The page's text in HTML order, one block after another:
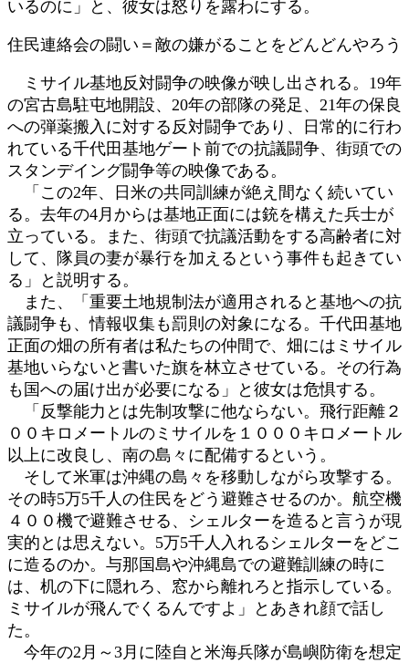
いるのに」と、彼女は怒りを露わにする。
住民連絡会の闘い＝敵の嫌がることをどんどんやろう
ミサイル基地反対闘争の映像が映し出される。19年
の宮古島駐屯地開設、20年の部隊の発足、21年の保良
への弾薬搬入に対する反対闘争であり、日常的に行わ
れている千代田基地ゲート前での抗議闘争、街頭での
スタンデイング闘争等の映像である。
「この2年、日米の共同訓練が絶え間なく続いてい
る。去年の4月からは基地正面には銃を構えた兵士が
立っている。また、街頭で抗議活動をする高齢者に対
して、隊員の妻が暴行を加えるという事件も起きてい
る」と説明する。
また、「重要土地規制法が適用されると基地への抗
議闘争も、情報収集も罰則の対象になる。千代田基地
正面の畑の所有者は私たちの仲間で、畑にはミサイル
基地いらないと書いた旗を林立させている。その行為
も国への届け出が必要になる」と彼女は危惧する。
「反撃能力とは先制攻撃に他ならない。飛行距離２
００キロメートルのミサイルを１０００キロメートル
以上に改良し、南の島々に配備するという。
そして米軍は沖縄の島々を移動しながら攻撃する。
その時5万5千人の住民をどう避難させるのか。航空機
４００機で避難させる、シェルターを造ると言うが現
実的とは思えない。5万5千人入れるシェルターをどこ
に造るのか。与那国島や沖縄島での避難訓練の時に
は、机の下に隠れろ、窓から離れろと指示している。
ミサイルが飛んでくるんですよ」とあきれ顔で話し
た。
今年の2月～3月に陸自と米海兵隊が島嶼防衛を想定